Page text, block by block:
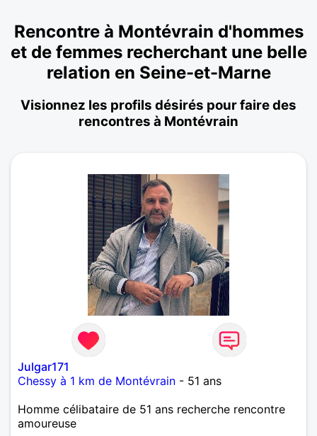
Rencontre à Montévrain d'hommes
et de femmes recherchant une belle
relation en Seine-et-Marne
Visionnez les profils désirés pour faire des
rencontres à Montévrain
Julgar171
Chessy à 1 km de Montévrain - 51 ans
Homme célibataire de 51 ans recherche rencontre
amoureuse